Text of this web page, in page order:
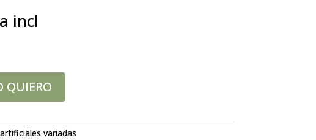
incl
QUIERO
variadas